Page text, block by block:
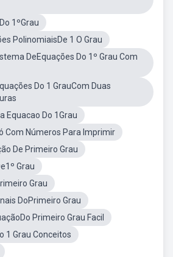
1ºGrau
PolinomiaisDe 1 O Grau
DeEquações Do 1º Grau Com
Do 1 GrauCom Duas
Equacao Do 1Grau
Com Números Para Imprimir
De Primeiro Grau
Grau
Grau
DoPrimeiro Grau
Primeiro Grau Facil
1 Grau Conceitos